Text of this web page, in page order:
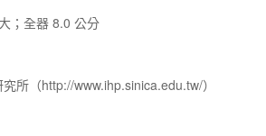
；全器 8.0 公分
所（http://www.ihp.sinica.edu.tw/）